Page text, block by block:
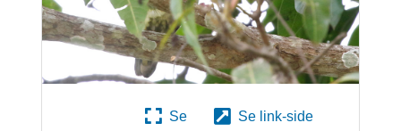
Se
Se link-side